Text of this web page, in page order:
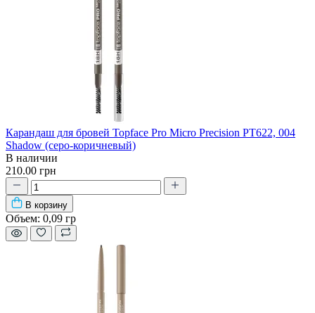
Карандаш для бровей Topface Pro Micro Precision PT622, 004
Shadow (серо-коричневый)
В наличии
210.00 грн
В корзину
Объем: 0,09 гр